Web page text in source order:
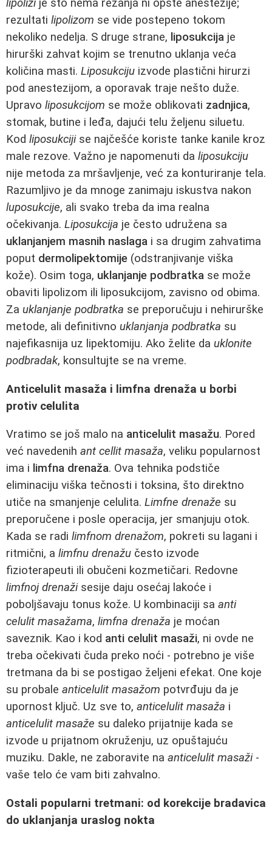
lipolizi je što nema rezanja ni opšte anestezije;
rezultati lipolizom se vide postepeno tokom
nekoliko nedelja. S druge strane, liposukcija je
hirurški zahvat kojim se trenutno uklanja veća
količina masti. Liposukciju izvode plastični hirurzi
pod anestezijom, a oporavak traje nešto duže.
Upravo liposukcijom se može oblikovati zadnjica,
stomak, butine i leđa, dajući telu željenu siluetu.
Kod liposukcijise najčešće koriste tanke kanile kroz
male rezove. Važno je napomenuti da liposukciju
nije metoda za mršavljenje, već za konturiranje tela.
Razumljivo je da mnoge zanimaju iskustva nakon
luposukcije, ali svako treba da ima realna
očekivanja. Liposukcija je često udružena sa
uklanjanjem masnih naslaga i sa drugim zahvatima
poput dermolipektomije (odstranjivanje viška
kože). Osim toga, uklanjanje podbratka se može
obaviti lipolizom ili liposukcijom, zavisno od obima.
Za uklanjanje podbratka se preporučuju i nehirurške
metode, ali definitivno uklanjanja podbratka su
najefikasnija uz lipektomiju. Ako želite da uklonite
podbradak, konsultujte se na vreme.
Anticelulit masaža i limfna drenaža u borbi
protiv celulita
Vratimo se još malo na anticelulit masažu. Pored
već navedenih ant cellit masaža, veliku popularnost
ima i limfna drenaža. Ova tehnika podstiče
eliminaciju viška tečnosti i toksina, što direktno
utiče na smanjenje celulita. Limfne drenaže su
preporučene i posle operacija, jer smanjuju otok.
Kada se radi limfnom drenažom, pokreti su lagani i
ritmični, a limfnu drenažu često izvode
fizioterapeuti ili obučeni kozmetičari. Redovne
limfnoj drenažisesije daju osećaj lakoće i
poboljšavaju tonus kože. U kombinaciji sa anti
celulit masažama, limfna drenaža je moćan
saveznik. Kao i kod anti celulit masaži, ni ovde ne
treba očekivati čuda preko noći - potrebno je više
tretmana da bi se postigao željeni efekat. One koje
su probale anticelulit masažom potvrđuju da je
upornost ključ. Uz sve to, anticelulit masaža i
anticelulit masaže su daleko prijatnije kada se
izvode u prijatnom okruženju, uz opuštajuću
muziku. Dakle, ne zaboravite na anticelulit masaži-
vaše telo će vam biti zahvalno.
Ostali popularni tretmani: od korekcije bradavica
do uklanjanja uraslog nokta